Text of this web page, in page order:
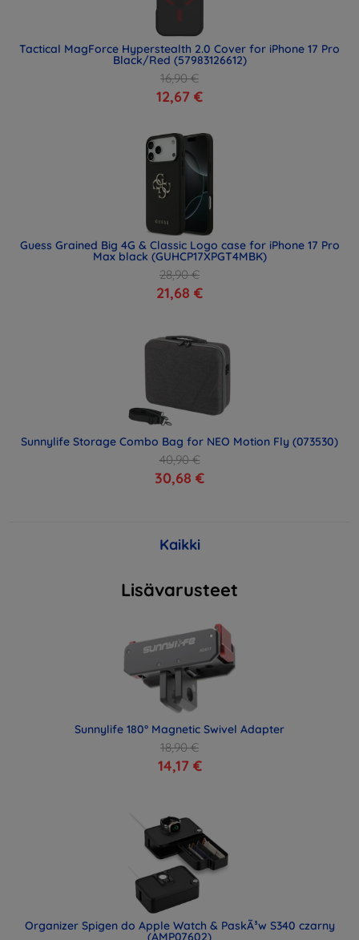
Tactical MagForce Hyperstealth 2.0 Cover for iPhone 17 Pro
Black/Red (57983126612)
16,90 €
12,67 €
Guess Grained Big 4G & Classic Logo case for iPhone 17 Pro
Max black (GUHCP17XPGT4MBK)
28,90 €
21,68 €
Sunnylife Storage Combo Bag for NEO Motion Fly (073530)
40,90 €
30,68 €
Kaikki
Lisävarusteet
Sunnylife 180° Magnetic Swivel Adapter
18,90 €
14,17 €
Organizer Spigen do Apple Watch & PaskÃ³w S340 czarny
(AMP07602)